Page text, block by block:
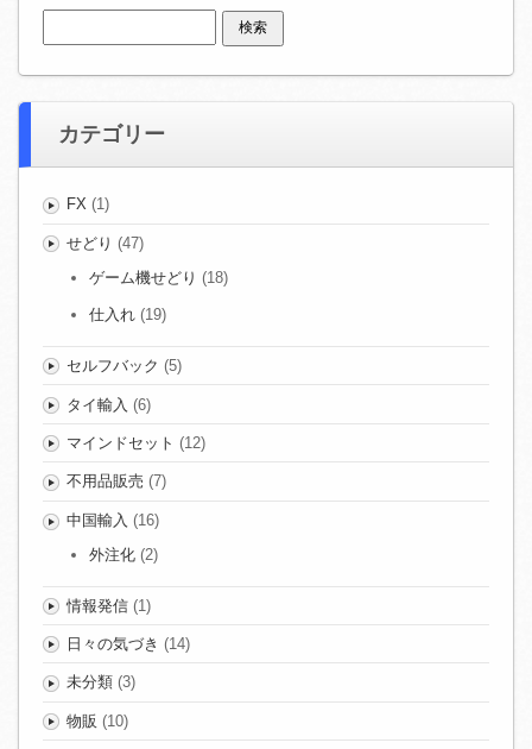
カテゴリー
FX(1)
せどり (47)
ゲーム機せどり (18)
仕入れ (19)
セルフバック (5)
タイ輸入 (6)
マインドセット (12)
不用品販売 (7)
中国輸入 (16)
外注化 (2)
情報発信(1)
日々の気づき (14)
未分類(3)
物販 (10)